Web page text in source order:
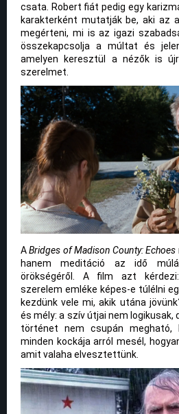
csata. Robert fiát pedig egy
karakterként mutatják be, aki az
megérteni, mi is az igazi
összekapcsolja a múltat és
amelyen keresztül a nézők is
szerelmet.
ABridges of Madison County: Echoes
hanem meditáció az idő
örökségéről. A film azt
szerelem emléke képes-e túlélni
kezdünk vele mi, akik utána
és mély: a szív útjai nem logikusak,
történet nem csupán megható,
minden kockája arról mesél,
amit valaha elvesztettünk.